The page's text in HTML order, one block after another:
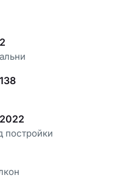
2
138
2022
постройки